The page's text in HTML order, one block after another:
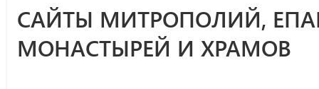
САЙТЫ МИТРОПОЛИЙ,
МОНАСТЫРЕЙ И ХРАМОВ